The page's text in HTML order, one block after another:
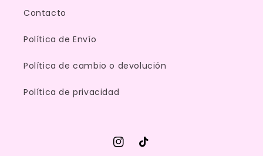
Contacto
Política de Envío
Política de cambio o devolución
Política de privacidad
Instagram
TikTok